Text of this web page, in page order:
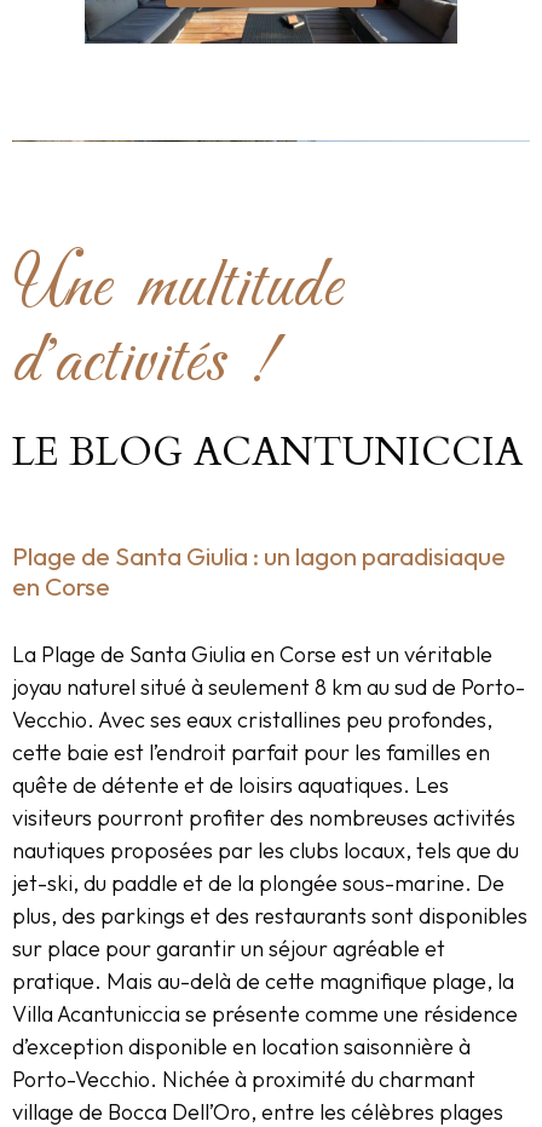
Une multitude
d'activités !
LE BLOG ACANTUNICCIA
Plage de Santa Giulia : un lagon paradisiaque
en Corse
La Plage de Santa Giulia en Corse est un véritable
joyau naturel situé à seulement 8 km au sud de Porto-
Vecchio. Avec ses eaux cristallines peu profondes,
cette baie est l’endroit parfait pour les familles en
quête de détente et de loisirs aquatiques. Les
visiteurs pourront profiter des nombreuses activités
nautiques proposées par les clubs locaux, tels que du
jet-ski, du paddle et de la plongée sous-marine. De
plus, des parkings et des restaurants sont disponibles
sur place pour garantir un séjour agréable et
pratique. Mais au-delà de cette magnifique plage, la
Villa Acantuniccia se présente comme une résidence
d’exception disponible en location saisonnière à
Porto-Vecchio. Nichée à proximité du charmant
village de Bocca Dell’Oro, entre les célèbres plages